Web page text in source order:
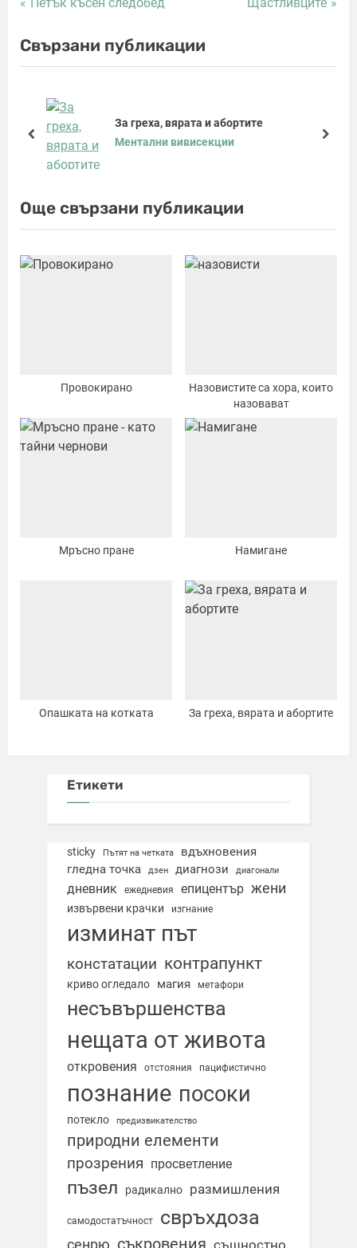
Навигация
e
s
t
:
Петък късен следобед
s
Щастливците
Свързани публикации
За греха, вярата и абортите
Ментални вивисекции
prev next
Още свързани публикации
Провокирано
Назовистите са хора, които
назовават
Мръсно пране Намигане
Опашката на котката За греха, вярата и абортите
Етикети
sticky Пътят на четката
вдъхновения
гледна точка
дзен диагнози диагонали
дневник ежедневия епицентър жени
извървени крачки изгнание
изминат път
констатации контрапункт
криво огледало магия метафори
несъвършенства
нещата от живота
откровения отстояния пацифистично
познание посоки
потекло предизвикателство
природни елементи
прозрения просветление
пъзел радикално размишления
самодостатъчност свръхдоза
съкровения същностно